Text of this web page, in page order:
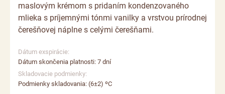
maslovým krémom s pridaním kondenzovaného
mlieka s príjemnými tónmi vanilky a vrstvou prírodnej
čerešňovej náplne s celými čerešňami.
Dátum exspirácie:
Dátum skončenia platnosti: 7 dní
Skladovacie podmienky:
Podmienky skladovania: (6±2) ºС